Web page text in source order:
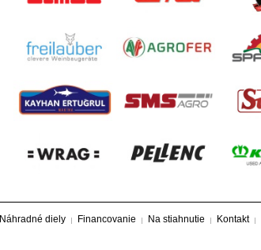
Náhradné diely Financovanie Na stiahnutie Kontakt